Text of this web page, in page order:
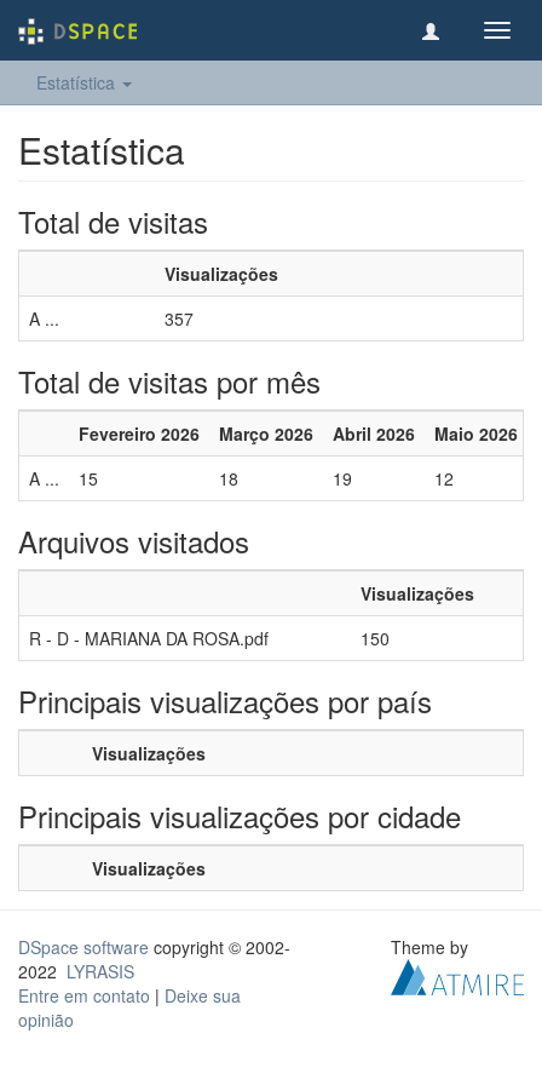
Estatística
Estatística
Total de visitas
Visualizações
A ...
357
Total de visitas por mês
Fevereiro 2026 Março 2026 Abril 2026 Maio 2026
A ...
15 18 19 12
Arquivos visitados
Visualizações
R - D - MARIANA DA ROSA.pdf
150
Principais visualizações por país
Visualizações
Principais visualizações por cidade
Visualizações
DSpace software copyright © 2002-
2022 LYRASIS
Entre em contato | Deixe sua
opinião
Theme by